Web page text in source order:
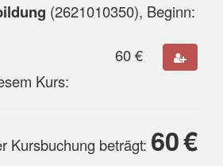
(2621010350), Beginn:
60€
Kurs:
Kursbuchung beträgt: 60€